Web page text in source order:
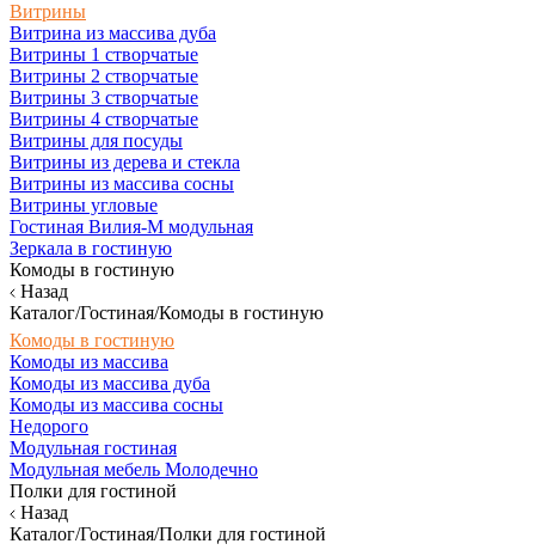
Витрины
Витрина из массива дуба
Витрины 1 створчатые
Витрины 2 створчатые
Витрины 3 створчатые
Витрины 4 створчатые
Витрины для посуды
Витрины из дерева и стекла
Витрины из массива сосны
Витрины угловые
Гостиная Вилия-М модульная
Зеркала в гостиную
Комоды в гостиную
Назад
Каталог/Гостиная/Комоды в гостиную
Комоды в гостиную
Комоды из массива
Комоды из массива дуба
Комоды из массива сосны
Недорого
Модульная гостиная
Модульная мебель Молодечно
Полки для гостиной
Назад
Каталог/Гостиная/Полки для гостиной